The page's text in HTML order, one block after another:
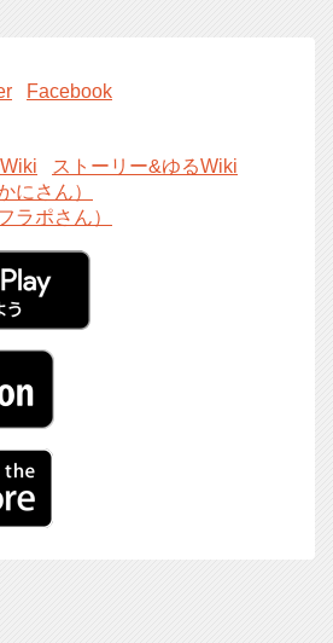
Facebook
ストーリー&ゆるWiki
にさん）
ラポさん）